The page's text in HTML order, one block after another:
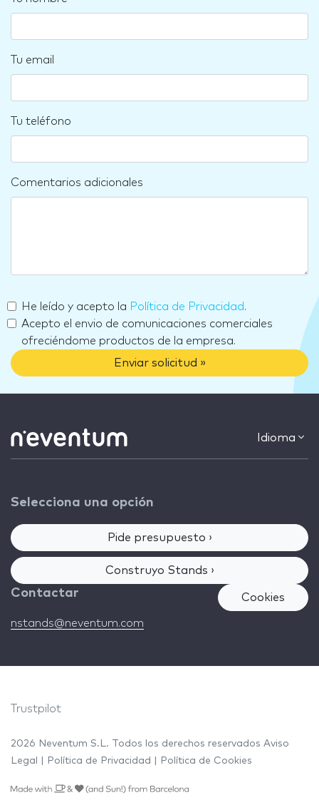
Tu email
Tu teléfono
Comentarios adicionales
He leído y acepto la Política de Privacidad.
Acepto el envio de comunicaciones comerciales
ofreciéndome productos de la empresa.
Enviar solicitud »
Idioma
Selecciona una opción
Pide presupuesto ›
Construyo Stands ›
Contactar
nstands@neventum.com
Cookies
Trustpilot
2026 Neventum S.L. Todos los derechos reservados Aviso
Legal
Política de Privacidad Política de Cookies